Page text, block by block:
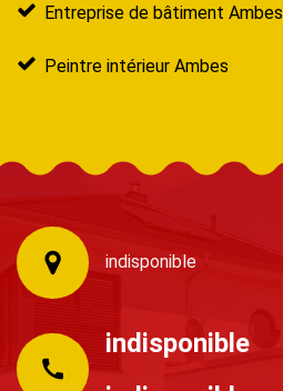
Entreprise de bâtiment Ambes
Peintre intérieur Ambes
indisponible
indisponible